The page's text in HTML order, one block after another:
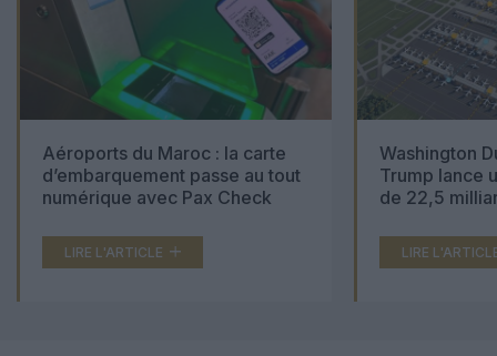
Aéroports du Maroc : la carte
d’embarquement passe au tout
numérique avec Pax Check
LIRE L'ARTICLE
Washington
Trump lance
de 22,5
LIRE